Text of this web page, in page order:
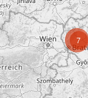
7